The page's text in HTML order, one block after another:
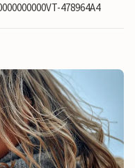
478964A4